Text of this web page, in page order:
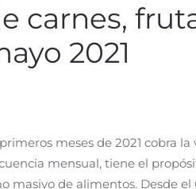
carnes,
2021
meses de 2021 cobra
mensual, tiene el
de alimentos. Desde